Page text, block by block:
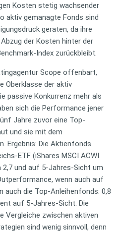
Kosten stetig wachsender
aktiv gemanagte Fonds sind
geraten, da ihre
der Kosten hinter der
Index zurückbleibt.
Scope offenbart,
Oberklasse der aktiv
passive Konkurrenz mehr als
sich die Performance jener
Jahre zuvor eine Top-
und sie mit dem
Ergebnis: Die Aktienfonds
ETF (iShares MSCI ACWI
und auf 5-Jahres-Sicht um
wenn auch auf
auch die Top-Anleihenfonds: 0,8
auf 5-Jahres-Sicht. Die
Vergleiche zwischen aktiven
sind wenig sinnvoll, denn